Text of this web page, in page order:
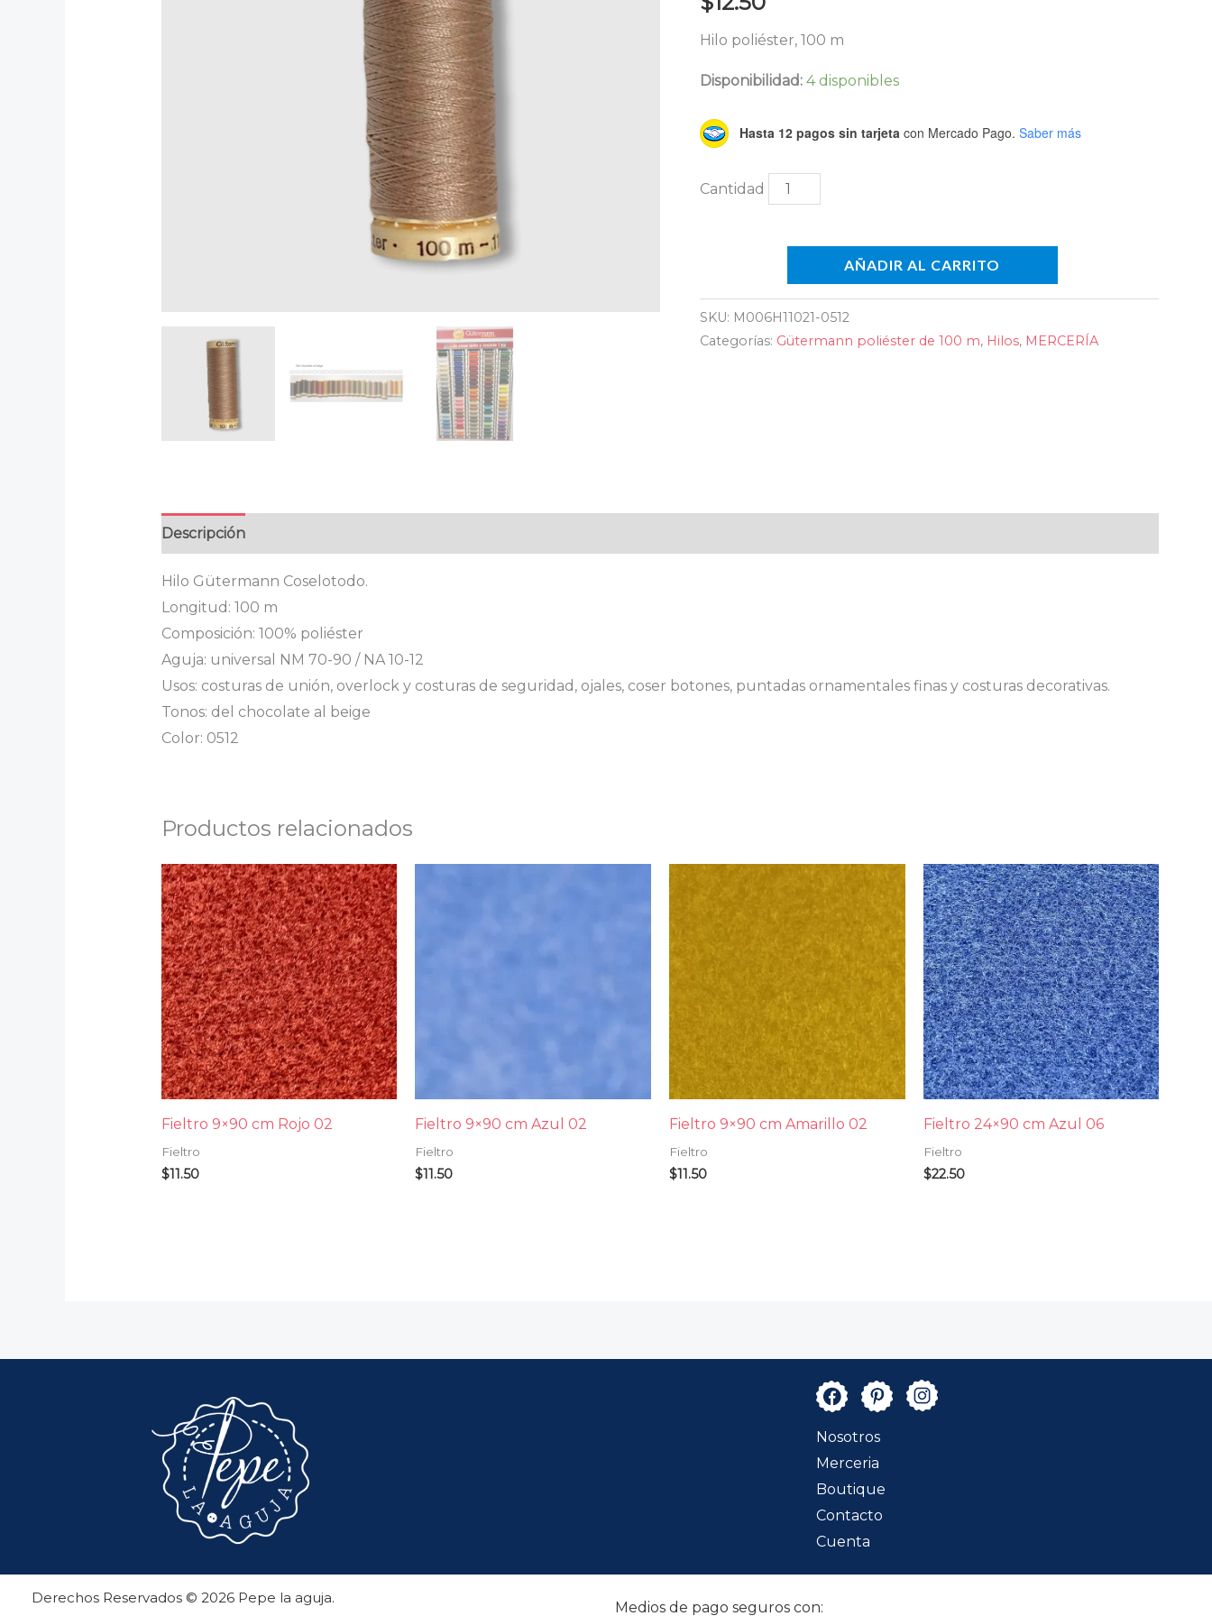
Hilo poliéster, 100 m
Disponibilidad: 4 disponibles
Hasta 12 pagos sin tarjeta con Mercado Pago. Saber más
Color
cantidad
AÑADIR AL CARRITO
SKU: M006H11021-0512
Categorías: Gütermann poliéster de 100 m, Hilos, MERCERÍA
Descripción
Hilo Gütermann Coselotodo.
Longitud: 100 m
Composición: 100% poliéster
Aguja: universal NM 70-90 / NA 10-12
Usos: costuras de unión, overlock y costuras de seguridad, ojales, coser botones, puntadas ornamentales finas y costuras decorativas.
Tonos: del chocolate al beige
Color: 0512
Productos relacionados
Fieltro 9×90 cm Rojo 02
Fieltro
$11.50
Fieltro 9×90 cm Azul 02
Fieltro
$11.50
Fieltro 9×90 cm Amarillo 02
Fieltro
$11.50
Fieltro 24×90 cm Azul 06
Fieltro
$22.50
Nosotros
Merceria
Boutique
Contacto
Cuenta
Derechos Reservados © 2026 Pepe la aguja.
Medios de pago seguros con: